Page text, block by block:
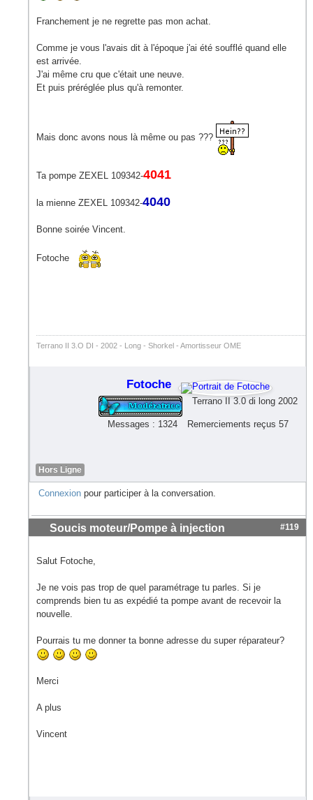
Franchement je ne regrette pas mon achat.
Comme je vous l'avais dit à l'époque j'ai été soufflé quand elle
est arrivée.
J'ai même cru que c'était une neuve.
Et puis préréglée plus qu'à remonter.
Mais donc avons nous là même ou pas ???
Ta pompe ZEXEL 109342-4041
la mienne ZEXEL 109342-4040
Bonne soirée Vincent.
Fotoche
Terrano II 3.O DI - 2002 - Long - Shorkel - Amortisseur OME
Fotoche
Terrano II 3.0 di long 2002
Messages : 1324 Remerciements reçus 57
Hors Ligne
Connexion pour participer à la conversation.
Soucis moteur/Pompe à injection #119
Salut Fotoche,
Je ne vois pas trop de quel paramétrage tu parles. Si je
comprends bien tu as expédié ta pompe avant de recevoir la
nouvelle.
Pourrais tu me donner ta bonne adresse du super réparateur?
Merci
A plus
Vincent